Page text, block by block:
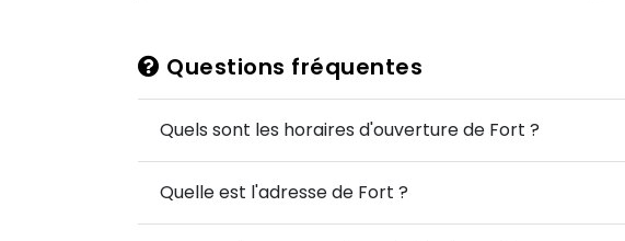
Questions fréquentes
Quels sont les horaires d'ouverture de Fort ?
Quelle est l'adresse de Fort ?